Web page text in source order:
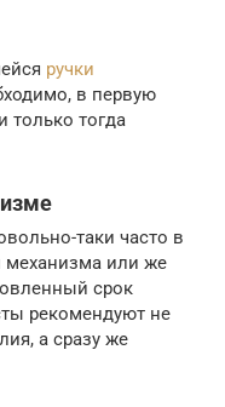
ручки
в первую
только тогда
таки часто в
механизма или же
срок
рекомендуют не
а сразу же